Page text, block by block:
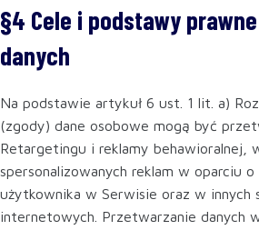
§4 Cele i podstawy
danych
Na podstawie artykuł 6 ust. 1 lit. a)
(zgody) dane osobowe mogą być
Retargetingu i reklamy behawioralnej,
spersonalizowanych reklam w oparciu
użytkownika w Serwisie oraz w innych
internetowych. Przetwarzanie danych